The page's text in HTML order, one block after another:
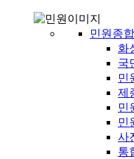
민원종
화
국
민
제
민
민
사
통